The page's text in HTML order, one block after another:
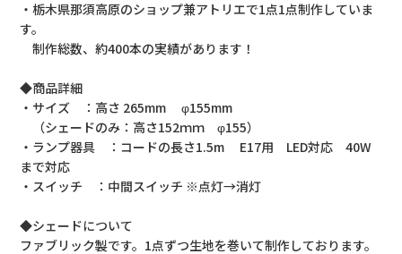
・栃木県那須高原のショップ兼アトリエで1点1点制作していま
す。
制作総数、約400本の実績があります！
◆商品詳細
・サイズ ：高さ 265mm φ155mm
（シェードのみ：高さ152ｍｍ φ155）
・ランプ器具 ：コードの長さ1.5m E17用 LED対応 40W
まで対応
・スイッチ ：中間スイッチ ※点灯→消灯
◆シェードについて
ファブリック製です。1点ずつ生地を巻いて制作しております。